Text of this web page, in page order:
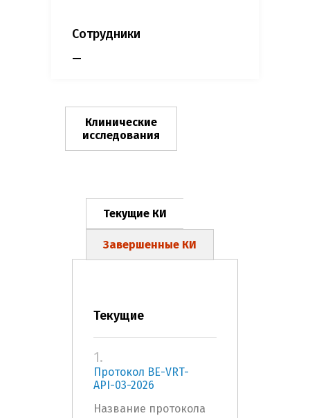
Сотрудники
—
Клинические
исследования
Текущие КИ
Завершенные КИ
Текущие
1.
Протокол BE-VRT-
API-03-2026
Название протокола